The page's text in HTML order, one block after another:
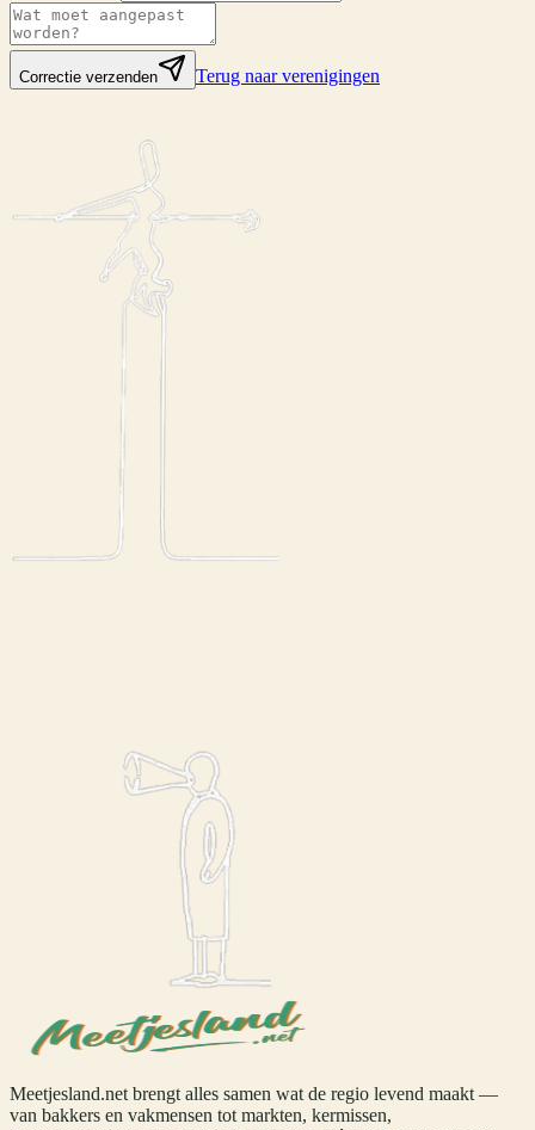
Correctie verzenden Terug naar verenigingen
Meetjesland.net brengt alles samen wat de regio levend maakt —
van bakkers en vakmensen tot markten, kermissen,